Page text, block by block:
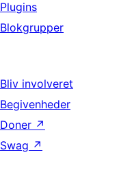
Plugins
Blokgrupper
Bliv involveret
Begivenheder
Doner ↗
Swag ↗